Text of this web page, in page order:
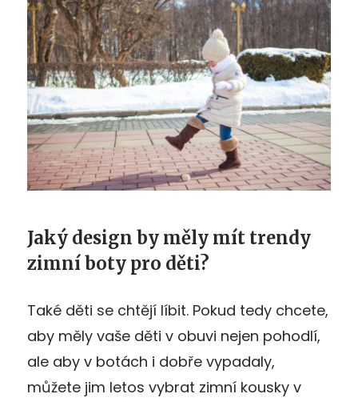
Jaký design by měly mít trendy
zimní boty pro děti?
Také děti se chtějí líbit. Pokud tedy chcete,
aby měly vaše děti v obuvi nejen pohodlí,
ale aby v botách i dobře vypadaly,
můžete jim letos vybrat zimní kousky v